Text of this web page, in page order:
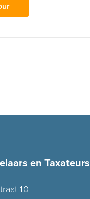
en Taxateurs
10